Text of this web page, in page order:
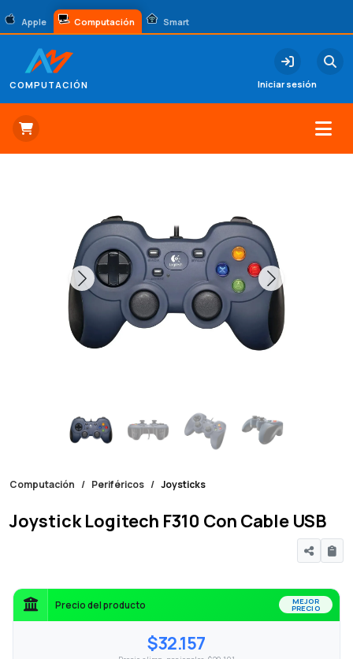
Apple Computación Smart
COMPUTACIÓN Iniciar sesión
Computación Periféricos Joysticks
Joystick Logitech F310 Con Cable USB
Precio del producto MEJOR
PRECIO
$32.157